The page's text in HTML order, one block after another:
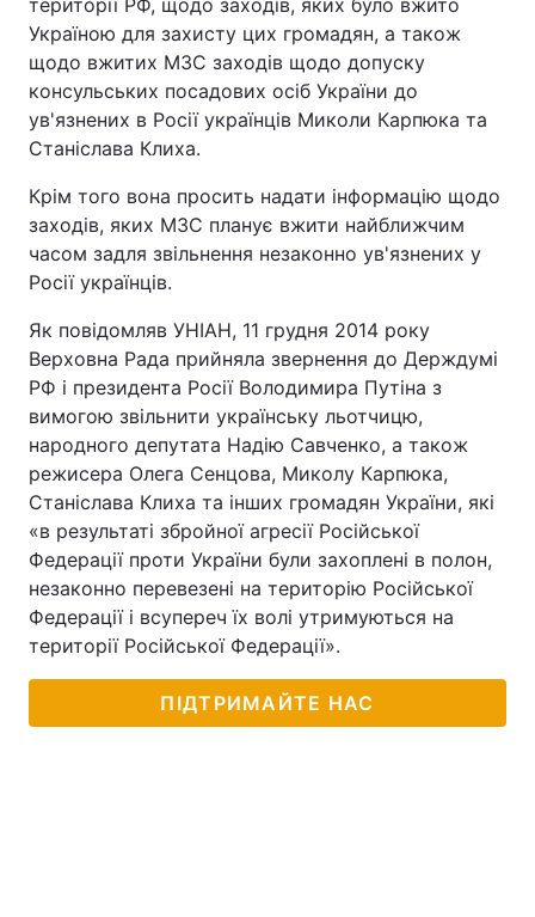
території РФ, щодо заходів, яких було вжито
Україною для захисту цих громадян, а також
щодо вжитих МЗС заходів щодо допуску
консульських посадових осіб України до
ув'язнених в Росії українців Миколи Карпюка та
Станіслава Клиха.
Крім того вона просить надати інформацію щодо
заходів, яких МЗС планує вжити найближчим
часом задля звільнення незаконно ув'язнених у
Росії українців.
Як повідомляв УНІАН, 11 грудня 2014 року
Верховна Рада прийняла звернення до Держдумі
РФ і президента Росії Володимира Путіна з
вимогою звільнити українську льотчицю,
народного депутата Надію Савченко, а також
режисера Олега Сенцова, Миколу Карпюка,
Станіслава Клиха та інших громадян України, які
«в результаті збройної агресії Російської
Федерації проти України були захоплені в полон,
незаконно перевезені на територію Російської
Федерації і всупереч їх волі утримуються на
території Російської Федерації».
ПІДТРИМАЙТЕ НАС